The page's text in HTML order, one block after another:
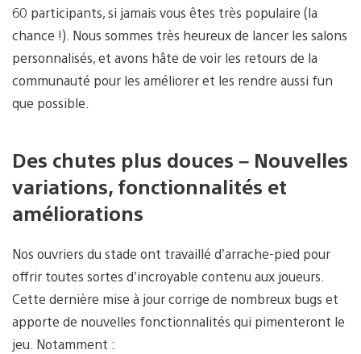
60 participants, si jamais vous êtes très populaire (la
chance !). Nous sommes très heureux de lancer les salons
personnalisés, et avons hâte de voir les retours de la
communauté pour les améliorer et les rendre aussi fun
que possible.
Des chutes plus douces – Nouvelles
variations, fonctionnalités et
améliorations
Nos ouvriers du stade ont travaillé d’arrache-pied pour
offrir toutes sortes d’incroyable contenu aux joueurs.
Cette dernière mise à jour corrige de nombreux bugs et
apporte de nouvelles fonctionnalités qui pimenteront le
jeu. Notamment :